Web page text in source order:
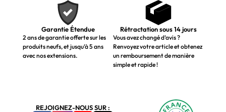
Garantie Étendue
2 ans de garantie offerte sur les
produits neufs, et jusqu’à 5 ans
avec nos extensions.
Rétractation sous 14 jours
Vous avez changé d’avis ?
Renvoyez votre article et obtenez
un remboursement de manière
simple et rapide !
REJOIGNEZ-NOUS SUR :